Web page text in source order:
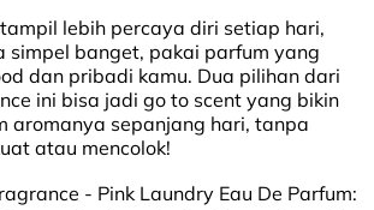
lebih percaya diri setiap hari,
simpel banget, pakai parfum yang
dan pribadi kamu. Dua pilihan dari
ini bisa jadi go to scent yang bikin
aromanya sepanjang hari, tanpa
atau mencolok!
- Pink Laundry Eau De Parfum: